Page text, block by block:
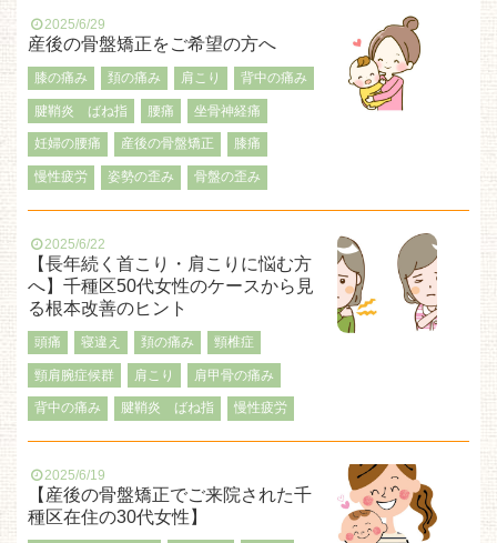
2025/6/29
産後の骨盤矯正をご希望の方へ
膝の痛み 頚の痛み 肩こり 背中の痛み
腱鞘炎 ばね指 腰痛 坐骨神経痛
妊婦の腰痛 産後の骨盤矯正 膝痛
慢性疲労 姿勢の歪み 骨盤の歪み
2025/6/22
【長年続く首こり・肩こりに悩む方
へ】千種区50代女性のケースから見
る根本改善のヒント
頭痛 寝違え 頚の痛み 頸椎症
頸肩腕症候群 肩こり 肩甲骨の痛み
背中の痛み 腱鞘炎 ばね指 慢性疲労
2025/6/19
【産後の骨盤矯正でご来院された千
種区在住の30代女性】